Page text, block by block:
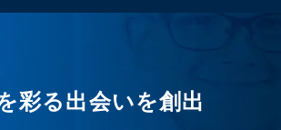
彩る出会いを創出